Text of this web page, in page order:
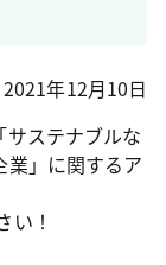
2021年12月10日
ステナブルな
業」に関するア
い！